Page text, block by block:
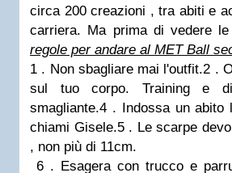
circa 200 creazioni , tra abiti e
carriera. Ma prima di vedere
regole per andare al MET Ball
1 . Non sbagliare mai l'outfit.2 .
sul tuo corpo. Training e
smagliante.4 . Indossa un
chiami Gisele.5 . Le scarpe
, non più di 11cm.
6 . Esagera con trucco e